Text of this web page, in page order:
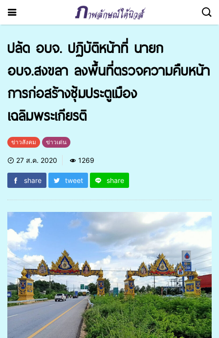
ปลัด อบจ. ปฏิบัติหน้าที่ นายก
อบจ.สงขลา ลงพื้นที่ตรวจความคืบหน้า
การก่อสร้างซุ้มประตูเมือง
เฉลิมพระเกียรติ
ข่าวสังคม ข่าวเด่น
27 ส.ค. 2020 1269
share tweet share